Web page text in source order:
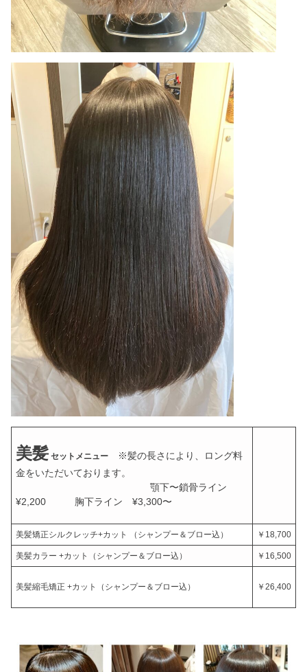
美髪 セットメニュー ※髪の長さにより、ロング料
金をいただいております。
顎下〜鎖骨ライン
¥2, 200 胸下ライン ¥3,300〜
美髪矯正シルクレッチ+カット （シャンプー＆ブロー込） ￥18,700
美髪カラー +カット（シャンプー＆ブロー込） ￥16,500
美髪縮毛矯正 +カット（シャンプー＆ブロー込） ￥26,400